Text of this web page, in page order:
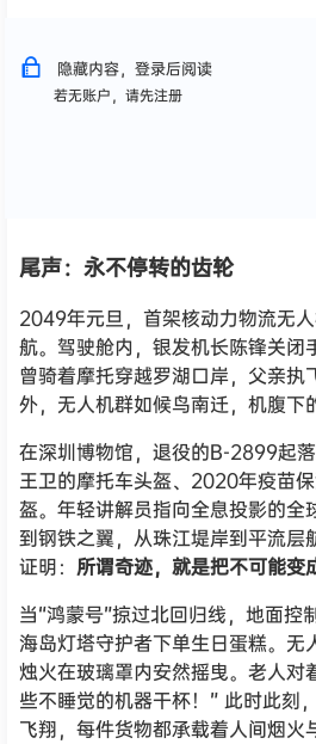
隐藏内容，登录后阅读
若无账户，请先注册
尾声：永不停转的齿轮
2049年元旦，首架核动力物流无
航。驾驶舱内，银发机长陈锋关
曾骑着摩托穿越罗湖口岸，父亲执
外，无人机群如候鸟南迁，机腹下
在深圳博物馆，退役的B-2899起落
王卫的摩托车头盔、2020年疫苗
盔。年轻讲解员指向全息投影的全
到钢铁之翼，从珠江堤岸到平流层
证明： 所谓奇迹，就是把不可能变
当“鸿蒙号”掠过北回归线，地面
海岛灯塔守护者下单生日蛋糕。无
烛火在玻璃罩内安然摇曳。老人对
些不睡觉的机器干杯！” 此时此刻
飞翔，每件货物都承载着人间烟火